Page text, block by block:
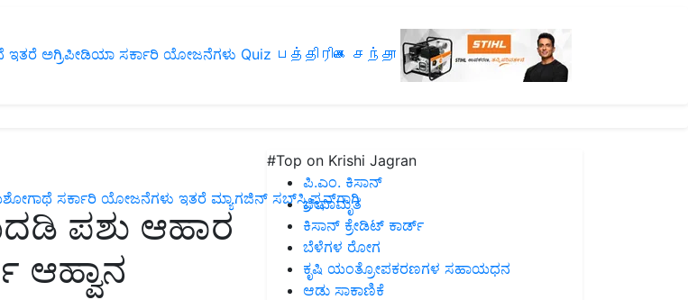
ಇತರೆ ಅಗ್ರಿಪೀಡಿಯಾ ಸರ್ಕಾರಿ ಯೋಜನೆಗಳು Quiz பத்திரிகை சந்தா
ಸರ್ಕಾರಿ ಯೋಜನೆಗಳು ಇತರೆ ಮ್ಯಾಗಜಿನ್‌ ಸಬ್‌ಸ್ಕ್ರಿಪ್ಷನ್‌ಗಾಗಿ
ಪಶು ಆಹಾರ
ಆಹ್ವಾನ
#Top on Krishi Jagran
ಪಿ.ಎಂ. ಕಿಸಾನ್
ಜೀವಾಮೃತ
ಕಿಸಾನ್ ಕ್ರೇಡಿಟ್ ಕಾರ್ಡ್
ಬೆಳೆಗಳ ರೋಗ
ಕೃಷಿ ಯಂತ್ರೋಪಕರಣಗಳ ಸಹಾಯಧನ
ಆಡು ಸಾಕಾಣಿಕೆ